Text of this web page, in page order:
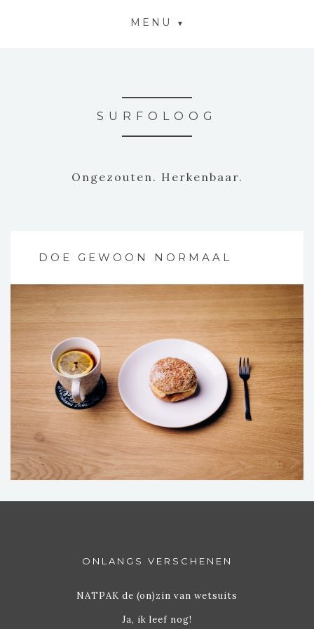
MENU
SURFOLOOG
Ongezouten. Herkenbaar.
DOE GEWOON NORMAAL
ONLANGS VERSCHENEN
NATPAK de (on)zin van wetsuits
Ja, ik leef nog!